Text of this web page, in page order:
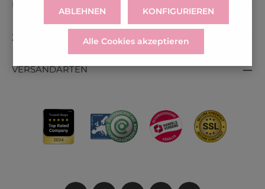
ÜBER ALINA
ZAHLUNGSARTEN
VERSANDARTEN
ABLEHNEN KONFIGURIEREN
Alle Cookies akzeptieren